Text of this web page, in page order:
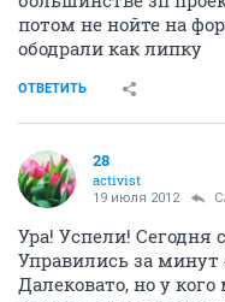
потом не нойте на
ободрали как липку
ОТВЕТИТЬ
28
activist
19 июля 2012
Ура! Успели! Сегодня
Управились за
Далековато, но у